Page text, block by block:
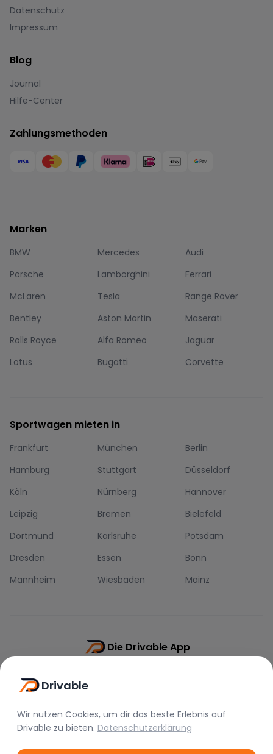
Datenschutz
Impressum
Blog
Journal
Hilfe-Center
Zahlungsmethoden
Marken
BMW Mercedes
Audi
Porsche
Lamborghini
Ferrari
McLaren
Tesla
Range Rover
Bentley
Aston Martin
Maserati
Rolls Royce
Alfa Romeo
Jaguar
Lotus
Bugatti Corvette
Sportwagen mieten in
Frankfurt München
Berlin
Hamburg
Stuttgart
Düsseldorf
Köln
Nürnberg
Hannover
Leipzig
Bremen
Bielefeld
Dortmund
Karlsruhe
Potsdam
Dresden
Essen
Bonn
Mannheim
Wiesbaden Mainz
Die Drivable App
Drivable
Wir nutzen Cookies, um dir das beste Erlebnis auf
Drivable zu bieten. Datenschutzerklärung